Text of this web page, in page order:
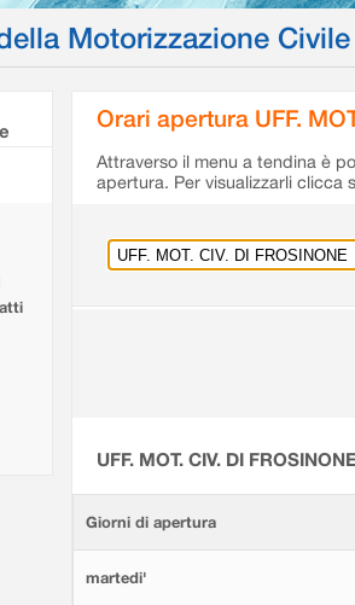
Motorizzazione Civile
Orari apertura UFF.
Attraverso il menu a tendina è
apertura. Per visualizzarli clicca
UFF. MOT. CIV. DI
Giorni di apertura
martedi'